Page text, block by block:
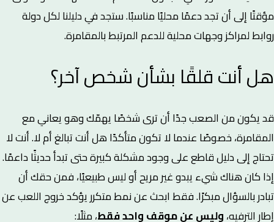
مؤقتًا إلى أن تجد دعمًا محليًا مناسبًا. ستجد في دليلنا لكل دولة
روابط لمراكز وجهات محلية للدعم المرتبط بالمقامرة.
هل أنت قلقًا بشأن شخص آخر؟
قد يكون من الصعب جدًا أن ترى شخصًا يهمّك وهو يعاني مع
المقامرة، خصوصًا عندما لا تكون متأكدًا هل أنت تبالغ أم لا. أنت لا
تحتاج إلى دليل قاطع على وجود مشكلة كبيرة حتى تبدأ حديثًا داعمًا.
إذا كان هناك شيء يبدو غير مريح أو ليس طبيعيًا، فمن حقك أن
تبادر بالسؤال مبكرًا. فقط ابحث عن نمط متكرر يؤكد خروج اللعب عن
إطار الترفيه،وليس عن موقف واحد فقط، مثلًا: